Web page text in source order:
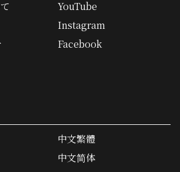
YouTube
Instagram
Facebook
中文繁體
中文简体